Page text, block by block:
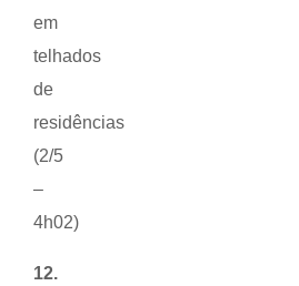
em
telhados
de
residências
(2/5
–
4h02)
12.